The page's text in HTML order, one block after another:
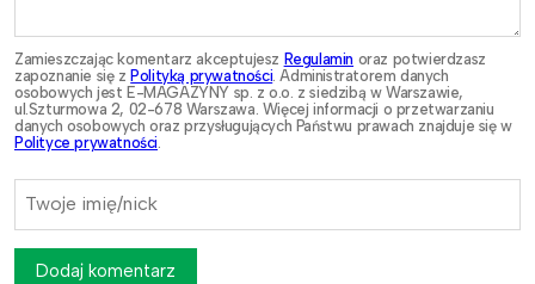
Zamieszczając komentarz akceptujesz Regulamin oraz potwierdzasz
zapoznanie się z Polityką prywatności. Administratorem danych
osobowych jest E-MAGAZYNY sp. z o.o. z siedzibą w Warszawie,
ul.Szturmowa 2, 02-678 Warszawa. Więcej informacji o przetwarzaniu
danych osobowych oraz przysługujących Państwu prawach znajduje się w
Polityce prywatności.
Dodaj komentarz